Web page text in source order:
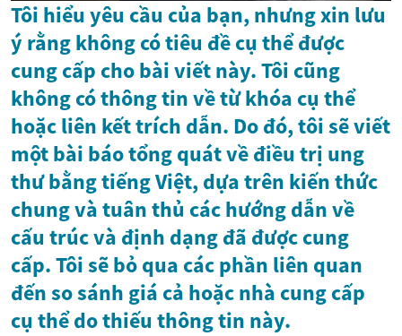
Tôi hiểu yêu cầu của bạn, nhưng xin lưu
ý rằng không có tiêu đề cụ thể được
cung cấp cho bài viết này. Tôi cũng
không có thông tin về từ khóa cụ thể
hoặc liên kết trích dẫn. Do đó, tôi sẽ viết
một bài báo tổng quát về điều trị ung
thư bằng tiếng Việt, dựa trên kiến thức
chung và tuân thủ các hướng dẫn về
cấu trúc và định dạng đã được cung
cấp. Tôi sẽ bỏ qua các phần liên quan
đến so sánh giá cả hoặc nhà cung cấp
cụ thể do thiếu thông tin này.